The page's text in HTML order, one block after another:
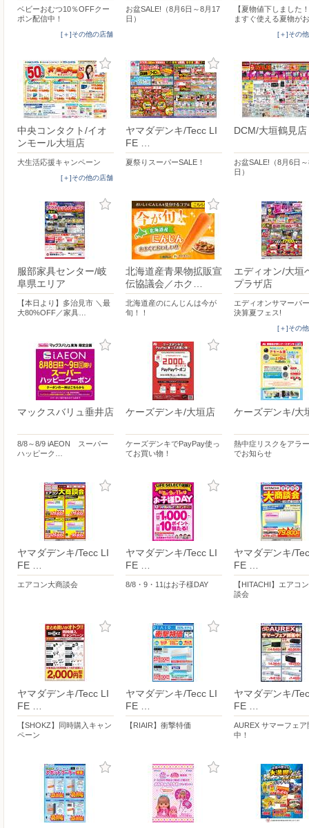
ベビーおむつ10％OFFクー
ポン配信中！
[＋]その他の店舗
お盆SALE!（8月6日～8月17
日）
【夏物値下しました
ますぐ使える夏物が
[＋]その
中央コンタクト/イオ
ンモール大垣店
大生活応援キャンペーン
[＋]その他の店舗
ヤマダデンキ/Tecc LI
FE …
夏祭りスーパーSALE！
DCM/大垣鶴見店
お盆SALE!（8月6日
日）
服部家具センター/岐
阜県エリア
【本日より】多治見市 ＼最
大80%OFF／家具…
北海道産青果物拡販宣
伝協議会／ホク…
北海道産のにんじんは今が
旬！！
エディオン/大垣
プラザ店
エディオンサマーバ
決算夏フェス!
[＋]その
マックスバリュ垂井店
8/8～8/9 iAEON スーパー
ハッピーク…
ケーズデンキ/大垣店
ケーズデンキでPayPay使っ
てお買い物！
ケーズデンキ/大
熱中症リスクをアラ
でお知らせ
ヤマダデンキ/Tecc LI
FE …
エアコン大商談会
ヤマダデンキ/Tecc LI
FE …
8/8・9・11はお子様DAY
ヤマダデンキ/
FE …
【HITACHI】エアコ
談会
ヤマダデンキ/Tecc LI
FE …
【SHOKZ】同時購入キャン
ペーン
ヤマダデンキ/Tecc LI
FE …
【RIAIR】衝撃特価
ヤマダデンキ/
FE …
AUREX サマーフェア
中！